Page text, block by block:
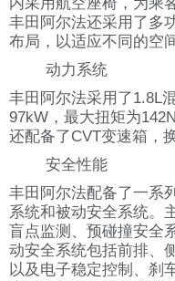
丰田阿尔法还采用了多
布局，以适应不同的空
动力系统
丰田阿尔法采用了1.8L
97kW，最大扭矩为
还配备了CVT变速箱，
安全性能
丰田阿尔法配备了一系
系统和被动安全系统。
盲点监测、预碰撞安全
动安全系统包括前排、
以及电子稳定控制、刹